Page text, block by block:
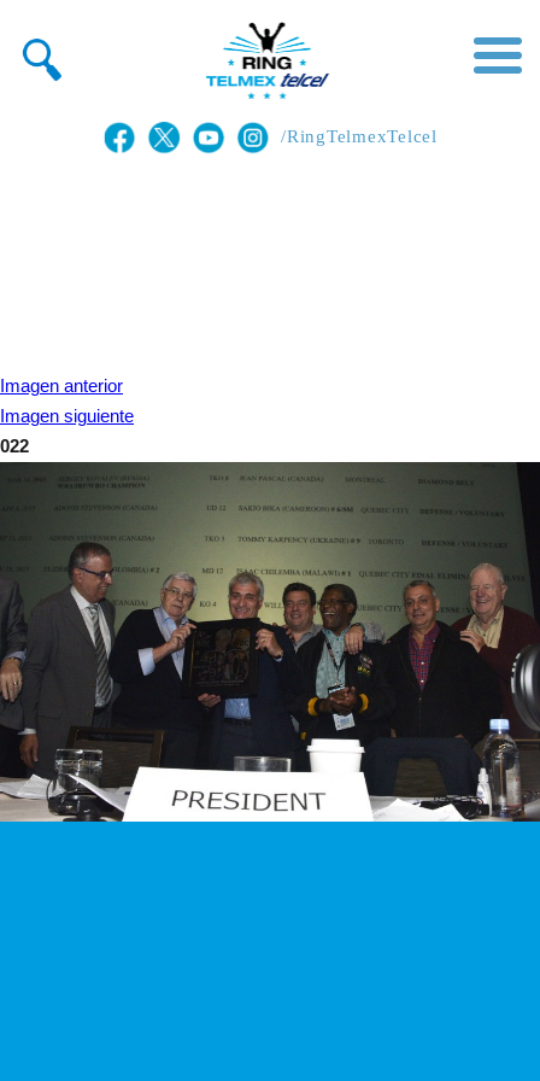
/RingTelmexTelcel
Imagen anterior
Imagen siguiente
022